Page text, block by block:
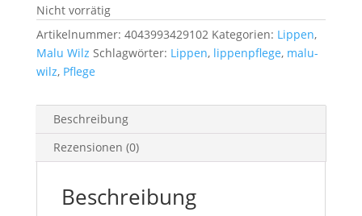
Nicht vorrätig
Artikelnummer: 4043993429102 Kategorien: Lippen,
Malu Wilz Schlagwörter: Lippen, lippenpflege, malu-
wilz, Pflege
Beschreibung
Rezensionen (0)
Beschreibung